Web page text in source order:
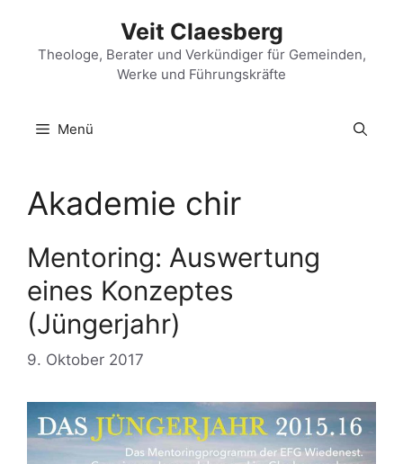
springen
Veit Claesberg
Theologe, Berater und Verkündiger für Gemeinden,
Werke und Führungskräfte
Menü
Akademie chir
Mentoring: Auswertung
eines Konzeptes
(Jüngerjahr)
9. Oktober 2017